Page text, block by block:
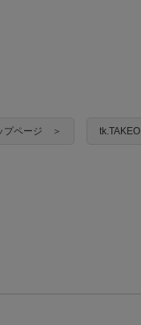
プページ ＞